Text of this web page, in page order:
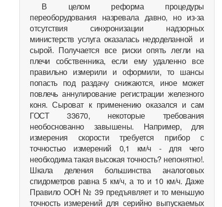
В целом реформа процедуры
переоборудования назревала давно, но из-за
отсутствия синхронизации надзорных
министерств услуга оказалась недоделанной и
сырой. Получается все риски опять легли на
плечи собственника, если ему удаленно все
правильно измерили и оформили, то шансы
попасть под раздачу снижаются, иное может
повлечь аннулирование регистрации железного
коня. Сыроват к применению оказался и сам
ГОСТ 33670, некоторые требования
необоснованно завышены. Например, для
измерения скорости требуется прибор с
точностью измерений 0,1 км/ч - для чего
необходима такая высокая точность? непонятно!.
Шкала деления большинства аналоговых
спидометров равна 5 км/ч, а то и 10 км/ч. Даже
Правило ООН № 39 предъявляет и то меньшую
точность измерений для серийно выпускаемых